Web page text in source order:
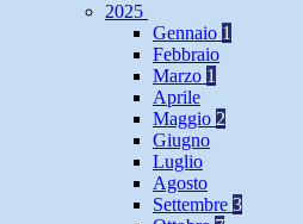
2025
Gennaio 1
Febbraio
Marzo 1
Aprile
Maggio 2
Giugno
Luglio
Agosto
Settembre 3